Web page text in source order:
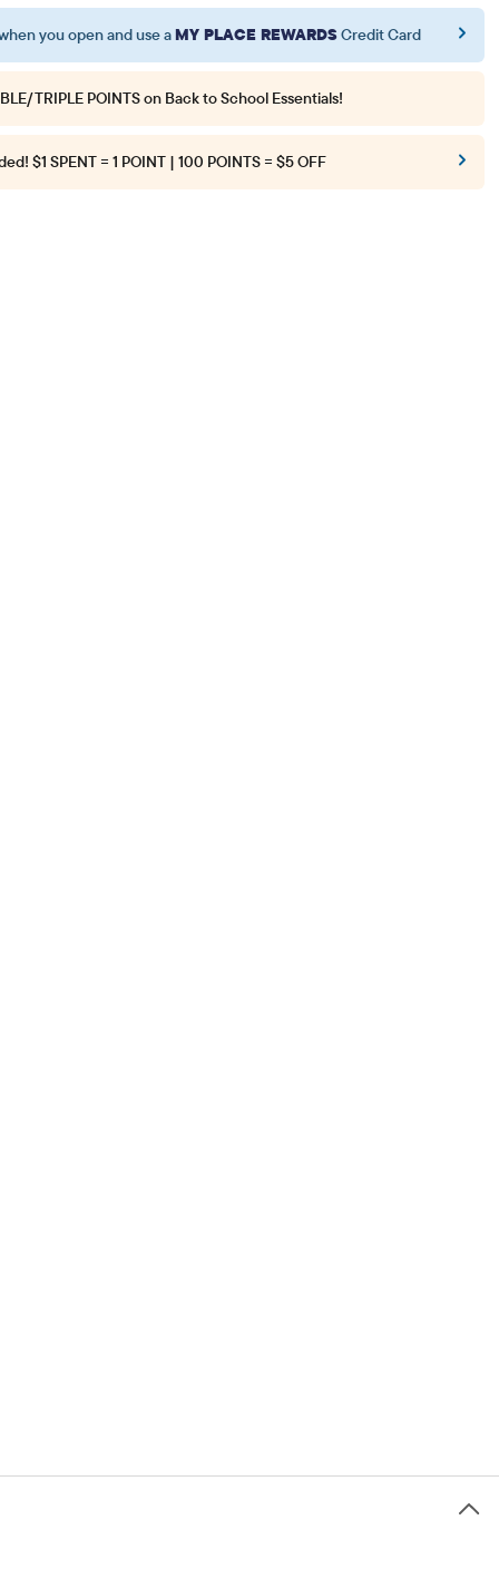
you open and use aMY PLACE REWARDSCredit Card
TRIPLE POINTSon Back to School Essentials!
$1 SPENT = 1 POINT | 100 POINTS = $5 OFF